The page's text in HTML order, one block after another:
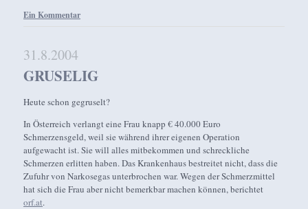
Ein Kommentar
31.8.2004
GRUSELIG
Heute schon gegruselt?
In Österreich verlangt eine Frau knapp € 40.000 Euro
Schmerzensgeld, weil sie während ihrer eigenen Operation
aufgewacht ist. Sie will alles mitbekommen und schreckliche
Schmerzen erlitten haben. Das Krankenhaus bestreitet nicht, dass die
Zufuhr von Narkosegas unterbrochen war. Wegen der Schmerzmittel
hat sich die Frau aber nicht bemerkbar machen können, berichtet
orf.at.